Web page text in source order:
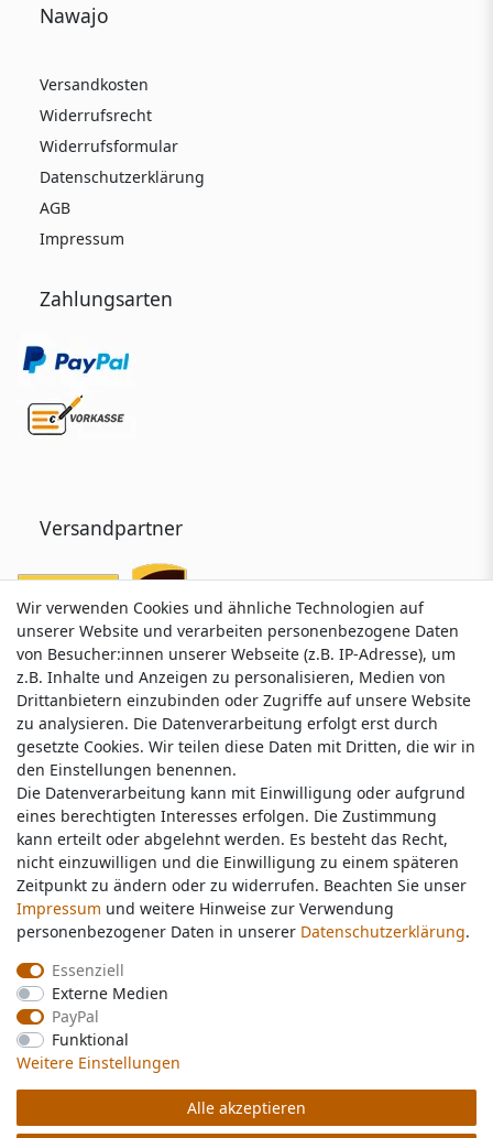
Nawajo
Versandkosten
Widerrufsrecht
Widerrufsformular
Datenschutzerklärung
AGB
Impressum
Zahlungsarten
Versandpartner
Service & Kontakt
Wünschen Sie einen Rückruf?
service@nawajo.de
Schreiben Sie uns:
service@nawajo.de
Durchschnittliche Bewertung von
Bewertungsgrundlage des Anbieters: 5 Verkaufs- und 3 Bewertungsplattformen
© Copyright 2026 nawajo.de | Alle Rechte vorbehalten.
Wir verwenden Cookies und ähnliche Technologien auf
unserer Website und verarbeiten personenbezogene Daten
von Besucher:innen unserer Webseite (z.B. IP-Adresse), um
z.B. Inhalte und Anzeigen zu personalisieren, Medien von
Drittanbietern einzubinden oder Zugriffe auf unsere Website
zu analysieren. Die Datenverarbeitung erfolgt erst durch
gesetzte Cookies. Wir teilen diese Daten mit Dritten, die wir in
den Einstellungen benennen.
Die Datenverarbeitung kann mit Einwilligung oder aufgrund
eines berechtigten Interesses erfolgen. Die Zustimmung
kann erteilt oder abgelehnt werden. Es besteht das Recht,
nicht einzuwilligen und die Einwilligung zu einem späteren
Zeitpunkt zu ändern oder zu widerrufen. Beachten Sie unser
Impressum und weitere Hinweise zur Verwendung
personenbezogener Daten in unserer Daten­schutz­erklärung.
Essenziell
Externe Medien
PayPal
Funktional
Weitere Einstellungen
Alle akzeptieren
Wir verwenden Cookies und ähnliche Technologien auf
unserer Website und verarbeiten personenbezogene Daten
von Besucher:innen unserer Webseite (z.B. IP-Adresse), um
z.B. Inhalte und Anzeigen zu personalisieren, Medien von
Drittanbietern einzubinden oder Zugriffe auf unsere Website
zu analysieren. Die Datenverarbeitung erfolgt erst durch
gesetzte Cookies. Wir teilen diese Daten mit Dritten, die wir in
den Einstellungen benennen.
Die Datenverarbeitung kann mit Einwilligung oder aufgrund
eines berechtigten Interesses erfolgen. Die Zustimmung
kann erteilt oder abgelehnt werden. Es besteht das Recht,
nicht einzuwilligen und die Einwilligung zu einem späteren
Zeitpunkt zu ändern oder zu widerrufen. Beachten Sie unser
Impressum und weitere Hinweise zur Verwendung
personenbezogener Daten in unserer Daten­schutz­erklärung.
Essenziell
Externe Medien
PayPal
Funktional
Weitere Einstellungen
Alle akzeptieren